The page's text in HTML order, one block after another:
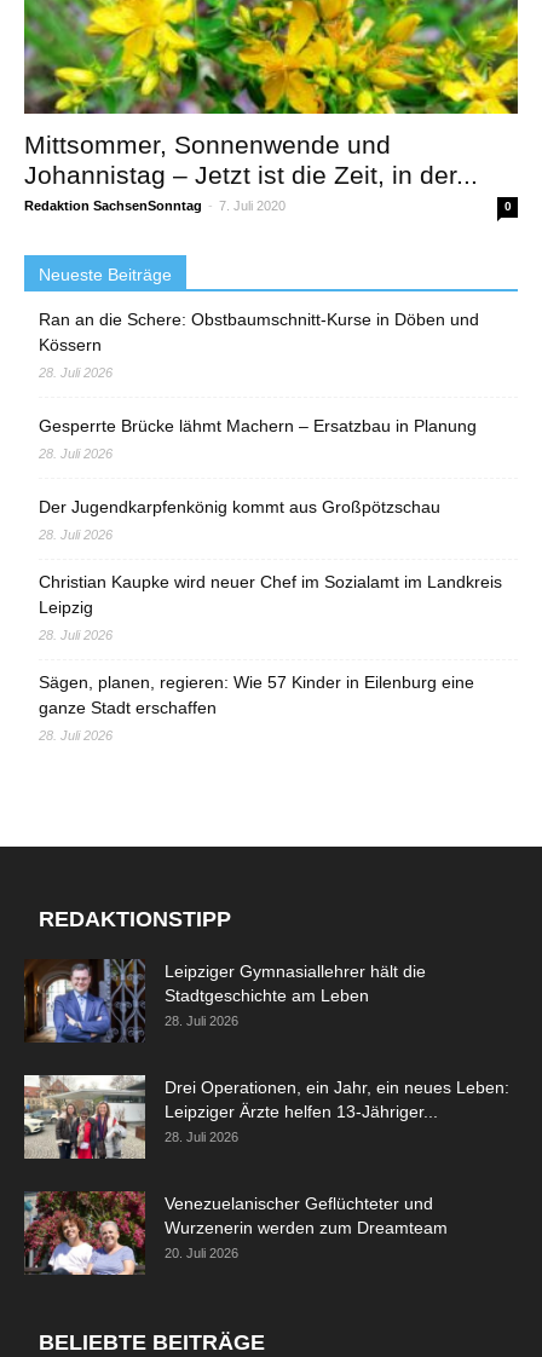
Mittsommer, Sonnenwende und
Johannistag – Jetzt ist die Zeit, in der...
Redaktion SachsenSonntag - 7. Juli 2020 0
Neueste Beiträge
Ran an die Schere: Obstbaumschnitt-Kurse in Döben und
Kössern
28. Juli 2026
Gesperrte Brücke lähmt Machern – Ersatzbau in Planung
28. Juli 2026
Der Jugendkarpfenkönig kommt aus Großpötzschau
28. Juli 2026
Christian Kaupke wird neuer Chef im Sozialamt im Landkreis
Leipzig
28. Juli 2026
Sägen, planen, regieren: Wie 57 Kinder in Eilenburg eine
ganze Stadt erschaffen
28. Juli 2026
REDAKTIONSTIPP
Leipziger Gymnasiallehrer hält die
Stadtgeschichte am Leben
28. Juli 2026
Drei Operationen, ein Jahr, ein neues Leben:
Leipziger Ärzte helfen 13-Jähriger...
28. Juli 2026
Venezuelanischer Geflüchteter und
Wurzenerin werden zum Dreamteam
20. Juli 2026
BELIEBTE BEITRÄGE